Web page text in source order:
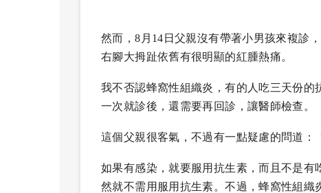
然而，8月14日父親沒有帶著小男孩來複診
右腳大拇趾依舊有很明顯的紅腫熱痛。
我不否認蜂窩性組織炎，有的人吃三天份
一次就診後，還需要再回診，讓醫師檢查。
這個父親很客氣，不過有一點疑慮的問道：
如果有感染，就要服用抗生素，而且不是
然就不需用服用抗生素。不過，蜂窩性組